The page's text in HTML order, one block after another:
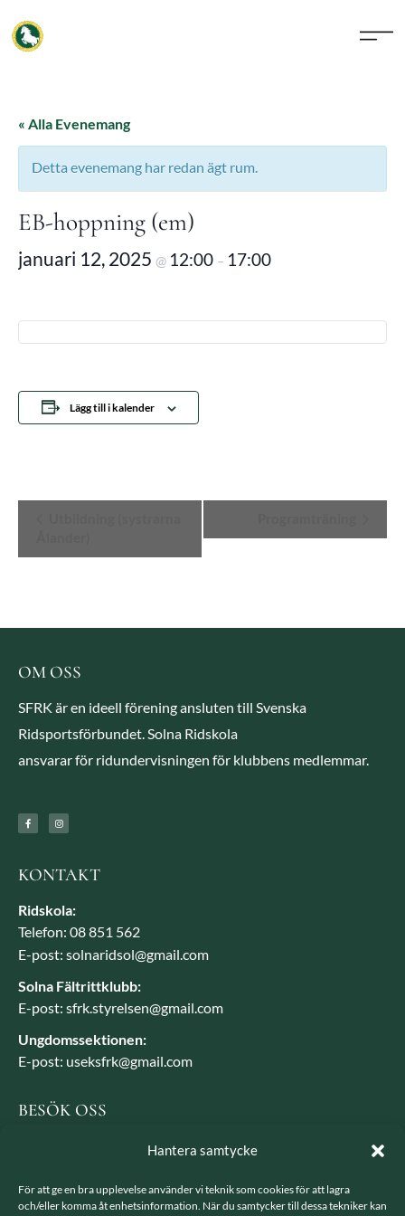
Hantera samtycke
För att ge en bra upplevelse använder vi teknik som cookies för att lagra
och/eller komma åt enhetsinformation. När du samtycker till dessa tekniker kan
« Alla Evenemang
Detta evenemang har redan ägt rum.
EB-hoppning (em)
januari 12, 2025 @ 12:00 – 17:00
Lägg till i kalender
navigering
OM OSS
SFRK är en ideell förening ansluten till Svenska
Ridsportsförbundet. Solna Ridskola
ansvarar för ridundervisningen för klubbens medlemmar.
KONTAKT
Ridskola:
Telefon: 08 851 562
E-post: solnaridsol@gmail.com
Solna Fältrittklubb:
E-post: sfrk.styrelsen@gmail.com
Ungdomssektionen:
E-post: useksfrk@gmail.com
BESÖK OSS
Besöksadress: Järvavägen 7, 170 79 Solna